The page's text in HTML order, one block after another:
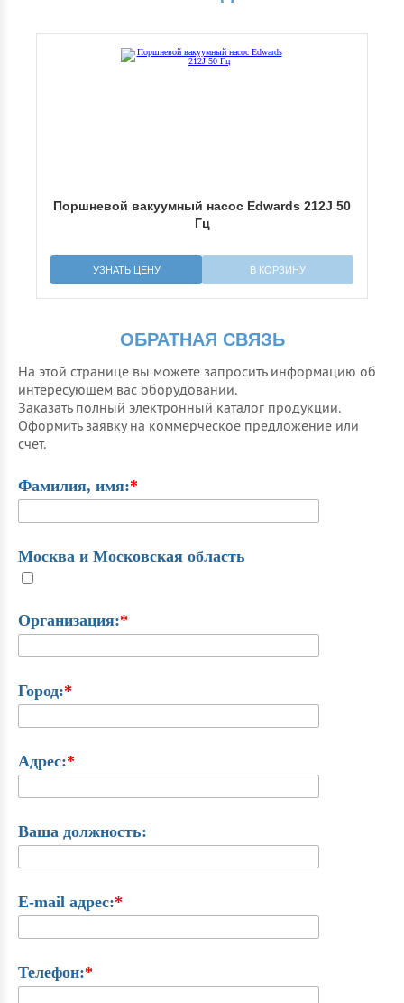
Поршневой вакуумный насос Edwards 212J 50
Гц
УЗНАТЬ ЦЕНУ В КОРЗИНУ
ОБРАТНАЯ СВЯЗЬ
На этой странице вы можете запросить информацию об
интересующем вас оборудовании.
Заказать полный электронный каталог продукции.
Оформить заявку на коммерческое предложение или
счет.
Фамилия, имя:*
Москва и Московская область
Организация:*
Город:*
Адрес:*
Ваша должность:
E-mail адрес:*
Телефон:*